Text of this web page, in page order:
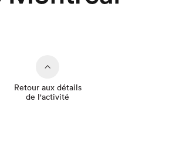
Retour aux détails
de l'activité